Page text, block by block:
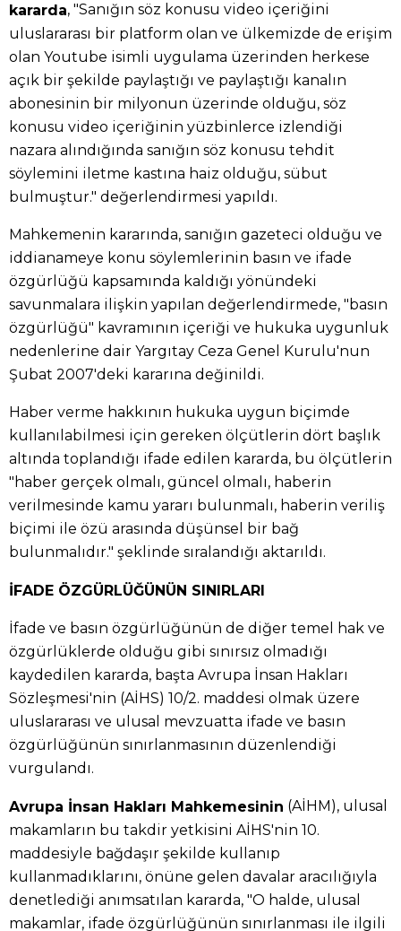
kararda, "Sanığın söz konusu video içeriğini
uluslararası bir platform olan ve ülkemizde de erişim
olan Youtube isimli uygulama üzerinden herkese
açık bir şekilde paylaştığı ve paylaştığı kanalın
abonesinin bir milyonun üzerinde olduğu, söz
konusu video içeriğinin yüzbinlerce izlendiği
nazara alındığında sanığın söz konusu tehdit
söylemini iletme kastına haiz olduğu, sübut
bulmuştur." değerlendirmesi yapıldı.
Mahkemenin kararında, sanığın gazeteci olduğu ve
iddianameye konu söylemlerinin basın ve ifade
özgürlüğü kapsamında kaldığı yönündeki
savunmalara ilişkin yapılan değerlendirmede, "basın
özgürlüğü" kavramının içeriği ve hukuka uygunluk
nedenlerine dair Yargıtay Ceza Genel Kurulu'nun
Şubat 2007'deki kararına değinildi.
Haber verme hakkının hukuka uygun biçimde
kullanılabilmesi için gereken ölçütlerin dört başlık
altında toplandığı ifade edilen kararda, bu ölçütlerin
"haber gerçek olmalı, güncel olmalı, haberin
verilmesinde kamu yararı bulunmalı, haberin veriliş
biçimi ile özü arasında düşünsel bir bağ
bulunmalıdır." şeklinde sıralandığı aktarıldı.
İFADE ÖZGÜRLÜĞÜNÜN SINIRLARI
İfade ve basın özgürlüğünün de diğer temel hak ve
özgürlüklerde olduğu gibi sınırsız olmadığı
kaydedilen kararda, başta Avrupa İnsan Hakları
Sözleşmesi'nin (AİHS) 10/2. maddesi olmak üzere
uluslararası ve ulusal mevzuatta ifade ve basın
özgürlüğünün sınırlanmasının düzenlendiği
vurgulandı.
Avrupa İnsan Hakları Mahkemesinin (AİHM), ulusal
makamların bu takdir yetkisini AİHS'nin 10.
maddesiyle bağdaşır şekilde kullanıp
kullanmadıklarını, önüne gelen davalar aracılığıyla
denetlediği anımsatılan kararda, "O halde, ulusal
makamlar, ifade özgürlüğünün sınırlanması ile ilgili